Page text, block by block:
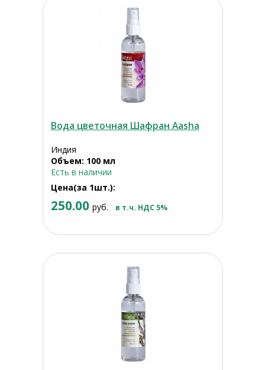
Вода цветочная Шафран Aasha
Индия
Объем: 100 мл
Есть в наличии
Цена(за 1шт.):
250.00 руб. в т.ч. НДС 5%